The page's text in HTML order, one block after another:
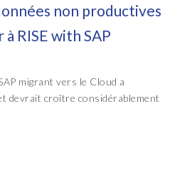
non productives
RISE with SAP
migrant vers le Cloud a
devrait croître considérablement